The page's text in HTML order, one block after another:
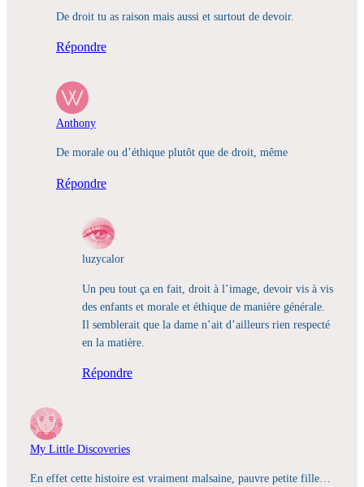
De droit tu as raison mais aussi et surtout de devoir.
Répondre
Anthony
De morale ou d’éthique plutôt que de droit, même
Répondre
luzycalor
Un peu tout ça en fait, droit à l’image, devoir vis à vis
des enfants et morale et éthique de manière générale.
Il semblerait que la dame n’ait d’ailleurs rien respecté
en la matière.
Répondre
My Little Discoveries
En effet cette histoire est vraiment malsaine, pauvre petite fille…